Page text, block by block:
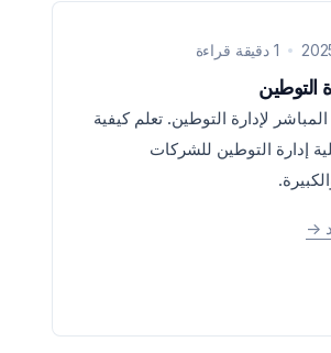
1 دقيقة قراءة
التوطين
لإدارة التوطين. تعلم كيفية
إدارة التوطين للشركات
->